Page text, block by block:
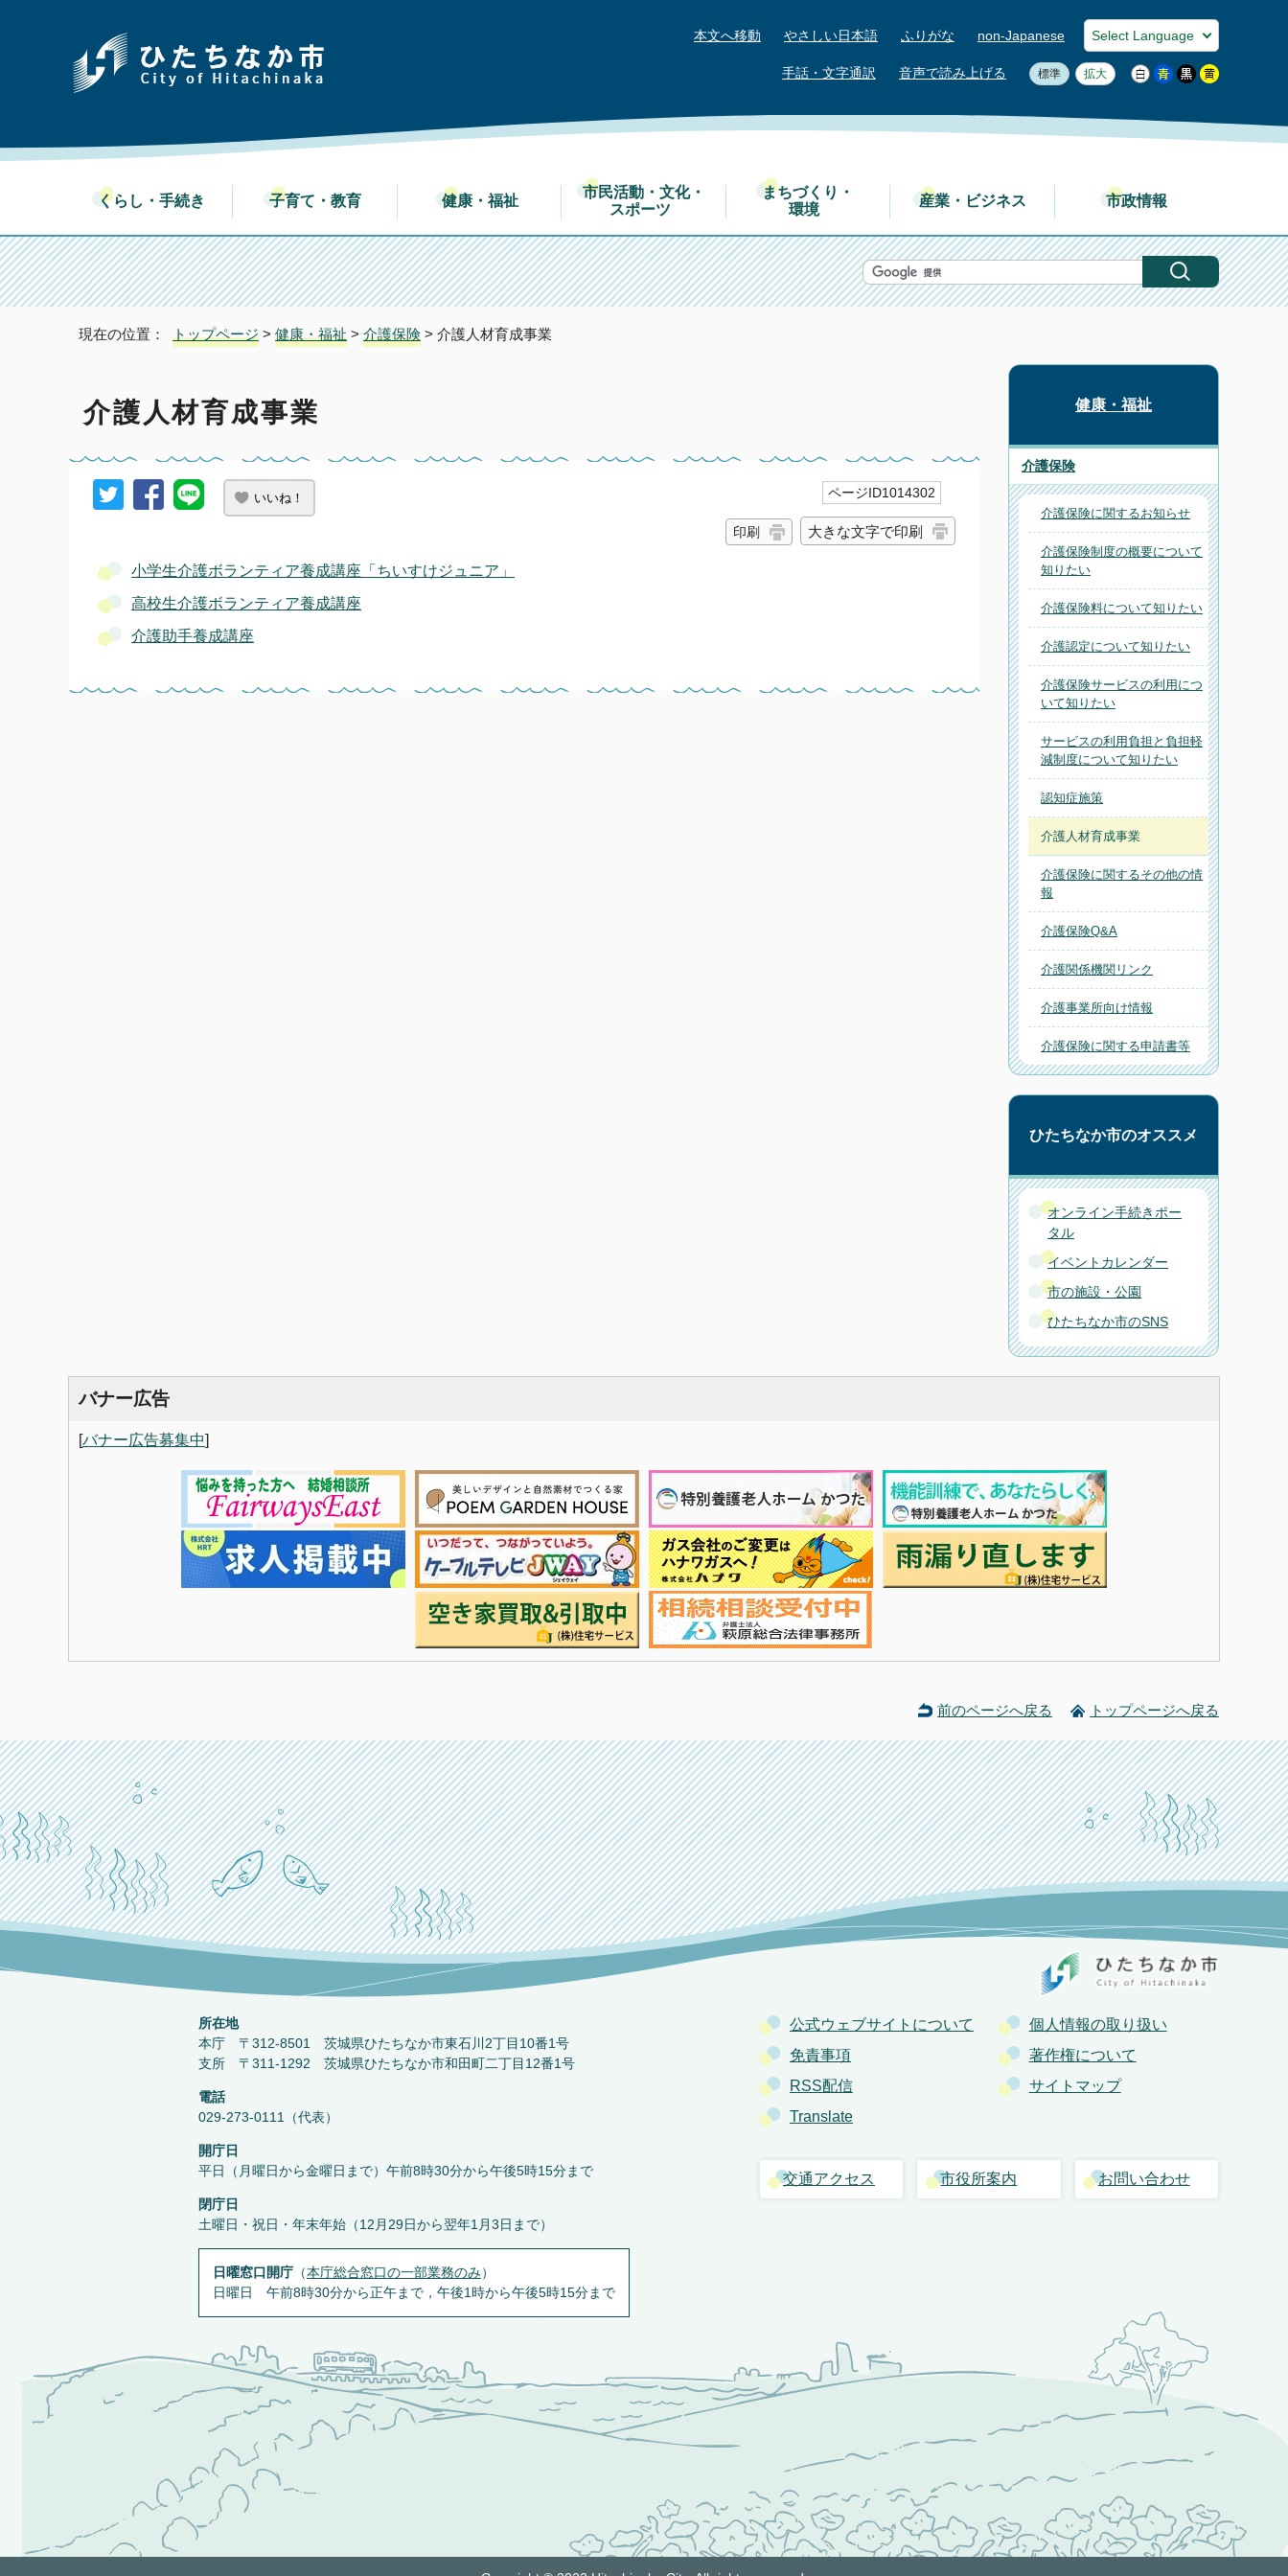
本文へ移動 やさしい日本語 ふりがな non-Japanese
手話・文字通訳 音声で読み上げる 標準 拡大
くらし・手続き 子育て・教育 健康・福祉
市民活動・文化・
スポーツ
まちづくり・
環境
産業・ビジネス 市政情報
現在の位置： トップページ > 健康・福祉 > 介護保険 > 介護人材育成事業
介護人材育成事業
いいね！ ページID1014302
印刷 大きな文字で印刷
小学生介護ボランティア養成講座「ちいすけジュニア」
高校生介護ボランティア養成講座
介護助手養成講座
健康・福祉
介護保険
介護保険に関するお知らせ
介護保険制度の概要について
知りたい
介護保険料について知りたい
介護認定について知りたい
介護保険サービスの利用につ
いて知りたい
サービスの利用負担と負担軽
減制度について知りたい
認知症施策
介護人材育成事業
介護保険に関するその他の情
報
介護保険Q&A
介護関係機関リンク
介護事業所向け情報
介護保険に関する申請書等
ひたちなか市のオススメ
オンライン手続きポー
タル
イベントカレンダー
市の施設・公園
ひたちなか市のSNS
バナー広告
[バナー広告募集中]
前のページへ戻る トップページへ戻る
公式ウェブサイトについて
個人情報の取り扱い
免責事項
著作権について
RSS配信
サイトマップ
Translate
交通アクセス 市役所案内 お問い合わせ
所在地
本庁 〒312-8501 茨城県ひたちなか市東石川2丁目10番1号
支所 〒311-1292 茨城県ひたちなか市和田町二丁目12番1号
電話
029-273-0111（代表）
開庁日
平日（月曜日から金曜日まで）午前8時30分から午後5時15分まで
閉庁日
土曜日・祝日・年末年始（12月29日から翌年1月3日まで）
日曜窓口開庁 （本庁総合窓口の一部業務のみ）
日曜日 午前8時30分から正午まで，午後1時から午後5時15分まで